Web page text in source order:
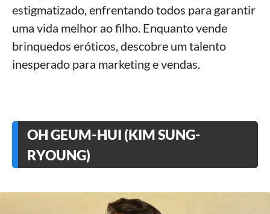
estigmatizado, enfrentando todos para garantir
uma vida melhor ao filho. Enquanto vende
brinquedos eróticos, descobre um talento
inesperado para marketing e vendas.
OH GEUM-HUI (KIM SUNG-
RYOUNG)